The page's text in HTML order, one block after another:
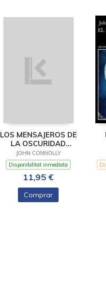
LOS MENSAJEROS DE
LA OSCURIDAD
(SERIE CHARLIE PARK
JOHN CONNOLLY
Disponibilitat inmediata
11,95 €
Comprar